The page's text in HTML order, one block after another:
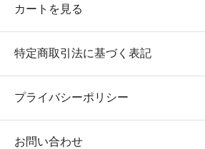
カートを見る
特定商取引法に基づく表記
プライバシーポリシー
お問い合わせ